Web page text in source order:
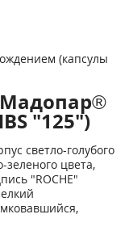
(капсулы
"125")
светло-голубого
цвета,
"ROCHE"